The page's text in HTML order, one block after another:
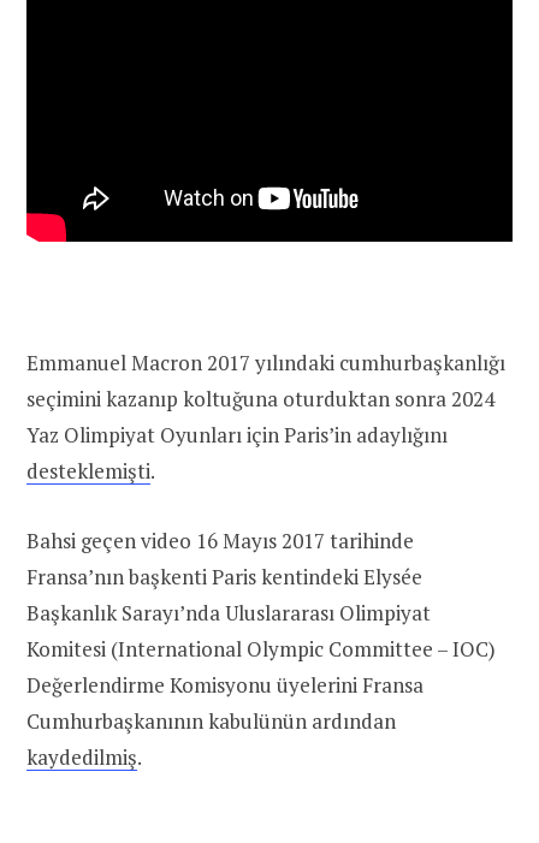
Emmanuel Macron 2017 yılındaki cumhurbaşkanlığı
seçimini kazanıp koltuğuna oturduktan sonra 2024
Yaz Olimpiyat Oyunları için Paris’in adaylığını
desteklemişti.
Bahsi geçen video 16 Mayıs 2017 tarihinde
Fransa’nın başkenti Paris kentindeki Elysée
Başkanlık Sarayı’nda Uluslararası Olimpiyat
Komitesi (International Olympic Committee – IOC)
Değerlendirme Komisyonu üyelerini Fransa
Cumhurbaşkanının kabulünün ardından
kaydedilmiş.